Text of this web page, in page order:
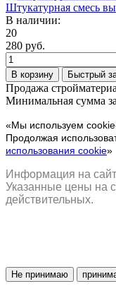
Штукатурная смесь
В наличии:
20
280 руб.
В корзину Быстрый
Продажа
Минимальная сумма
«Мы используем
Продолжая
использования cookie»
Информация на
Указанные цены на
действительных.
Не принимаю